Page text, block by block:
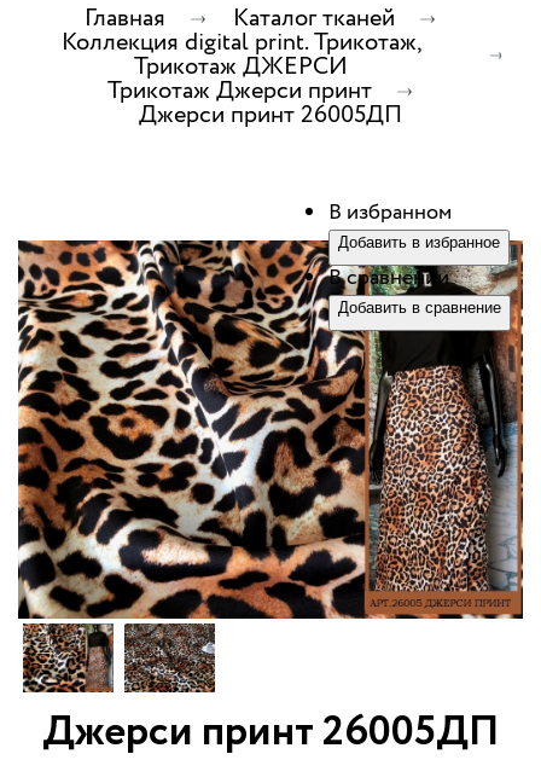
Главная Каталог тканей
Коллекция digital print. Трикотаж,
Трикотаж ДЖЕРСИ
Трикотаж Джерси принт
Джерси принт 26005ДП
Джерси принт 26005ДП
В избранном
Добавить в избранное
В сравнении
Добавить в сравнение